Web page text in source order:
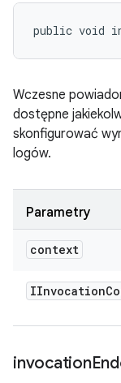
public void
Wczesne
dostępne
skonfigurować
logów.
Parametry
context
IInvocation
invocation